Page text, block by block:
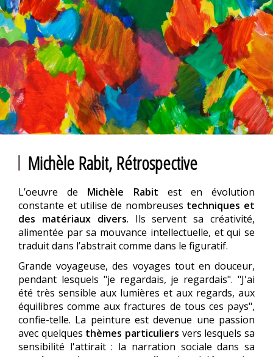
Michèle Rabit, Rétrospective
L’oeuvre de Michèle Rabit est en évolution
constante et utilise de nombreuses techniques et
des matériaux divers. Ils servent sa créativité,
alimentée par sa mouvance intellectuelle, et qui se
traduit dans l’abstrait comme dans le figuratif.
Grande voyageuse, des voyages tout en douceur,
pendant lesquels "je regardais, je regardais". "J'ai
été très sensible aux lumières et aux regards, aux
équilibres comme aux fractures de tous ces pays",
confie-telle. La peinture est devenue une passion
avec quelques thèmes particuliers vers lesquels sa
sensibilité l'attirait : la narration sociale dans sa